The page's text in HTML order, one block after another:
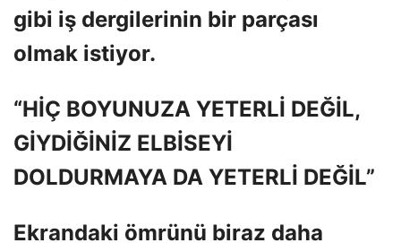
gibi iş dergilerinin bir parçası
olmak istiyor.
“HİÇ BOYUNUZA YETERLİ DEĞİL,
GİYDİĞİNİZ ELBİSEYİ
DOLDURMAYA DA YETERLİ DEĞİL”
Ekrandaki ömrünü biraz daha